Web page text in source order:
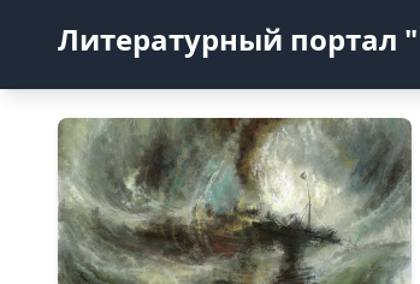
Литературный портал